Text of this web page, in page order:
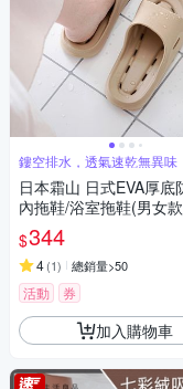
鏤空排水，透氣速乾無異味
日本霜山 日式EVA厚底
內拖鞋/浴室拖鞋(男女
可選
$344
4(1) 總銷量>50
活動 券
加入購物車